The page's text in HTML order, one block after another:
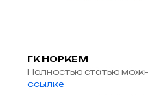
ГК НОРКЕМ
Полностью статью
ссылке